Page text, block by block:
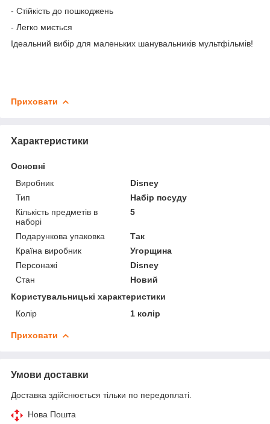
- Стійкість до пошкоджень
- Легко миється
Ідеальний вибір для маленьких шанувальників мультфільмів!
Приховати
Характеристики
Основні
Виробник
Disney
Тип
Набір посуду
Кількість предметів в
наборі
5
Подарункова упаковка
Так
Країна виробник
Угорщина
Персонажі
Disney
Стан
Новий
Користувальницькі характеристики
Колір
1 колір
Приховати
Умови доставки
Доставка здійснюється тільки по передоплаті.
Нова Пошта